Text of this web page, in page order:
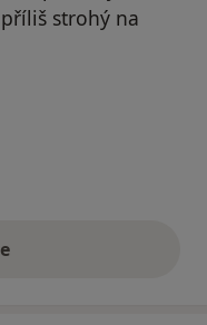
strohý na
Tom
názory